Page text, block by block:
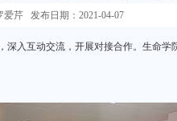
芹 发布日期：2021-04-07
入互动交流，开展对接合作。生命学